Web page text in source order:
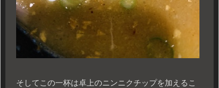
そしてこの一杯は卓上のニンニクチップを加えるこ